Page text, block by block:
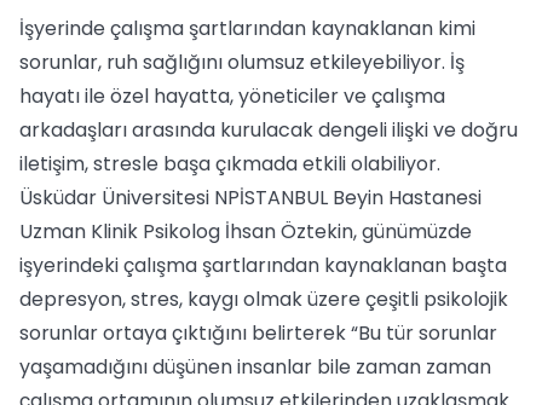
İşyerinde çalışma şartlarından kaynaklanan kimi
sorunlar, ruh sağlığını olumsuz etkileyebiliyor. İş
hayatı ile özel hayatta, yöneticiler ve çalışma
arkadaşları arasında kurulacak dengeli ilişki ve doğru
iletişim, stresle başa çıkmada etkili olabiliyor.
Üsküdar Üniversitesi NPİSTANBUL Beyin Hastanesi
Uzman Klinik Psikolog İhsan Öztekin, günümüzde
işyerindeki çalışma şartlarından kaynaklanan başta
depresyon, stres, kaygı olmak üzere çeşitli psikolojik
sorunlar ortaya çıktığını belirterek “Bu tür sorunlar
yaşamadığını düşünen insanlar bile zaman zaman